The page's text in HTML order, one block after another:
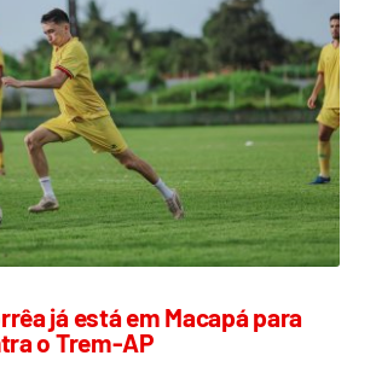
já está em Macapá para
o Trem-AP